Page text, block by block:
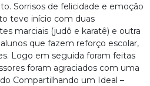
Sorrisos de felicidade e emoção
teve início com duas
marciais (judô e karatê) e outra
que fazem reforço escolar,
Logo em seguida foram feitas
foram agraciados com uma
Compartilhando um Ideal –